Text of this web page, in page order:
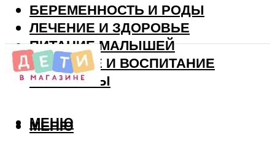
БЕРЕМЕННОСТЬ И РОДЫ
ЛЕЧЕНИЕ И ЗДОРОВЬЕ
ПИТАНИЕ МАЛЫШЕЙ
РАЗВИТИЕ И ВОСПИТАНИЕ
ВИТАМИНЫ
МЕНЮ
МЕНЮ